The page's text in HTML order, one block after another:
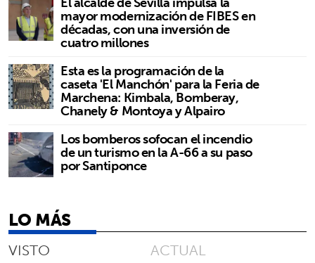
mayor modernización de FIBES en
décadas, con una inversión de
cuatro millones
Esta es la programación de la
caseta 'El Manchón' para la Feria de
Marchena: Kimbala, Bomberay,
Chanely & Montoya y Alpairo
Los bomberos sofocan el incendio
de un turismo en la A-66 a su paso
por Santiponce
LO MÁS
VISTO ACTUAL